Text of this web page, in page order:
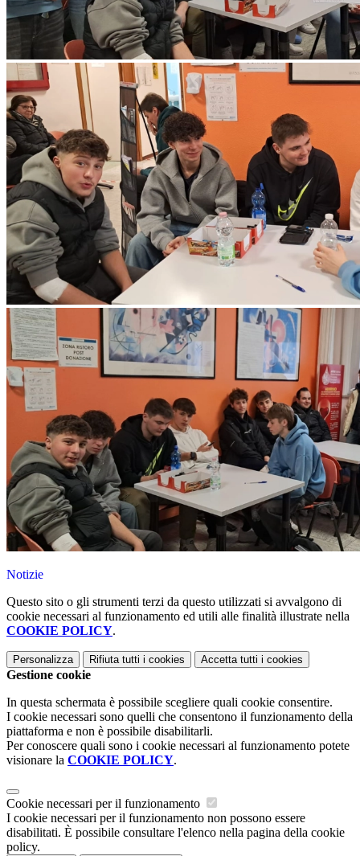
Notizie
Questo sito o gli strumenti terzi da questo utilizzati si avvalgono di
cookie necessari al funzionamento ed utili alle finalità illustrate nella
COOKIE POLICY.
Personalizza Rifiuta tutti i cookies Accetta tutti i cookies
Gestione cookie
In questa schermata è possibile scegliere quali cookie consentire.
I cookie necessari sono quelli che consentono il funzionamento della
piattaforma e non è possibile disabilitarli.
Per conoscere quali sono i cookie necessari al funzionamento potete
visionare la COOKIE POLICY.
Cookie necessari per il funzionamento
I cookie necessari per il funzionamento non possono essere
disabilitati. È possibile consultare l'elenco nella pagina della cookie
policy.